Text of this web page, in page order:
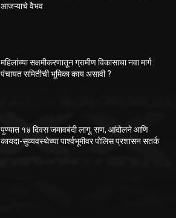
आजऱ्याचे वैभव
महिलांच्या सक्षमीकरणातून ग्रामीण विकासाचा नवा मार्ग :
पंचायत समितीची भूमिका काय असावी ?
पुण्यात १४ दिवस जमावबंदी लागू; सण, आंदोलने आणि
कायदा-सुव्यवस्थेच्या पार्श्वभूमीवर पोलिस प्रशासन सतर्क